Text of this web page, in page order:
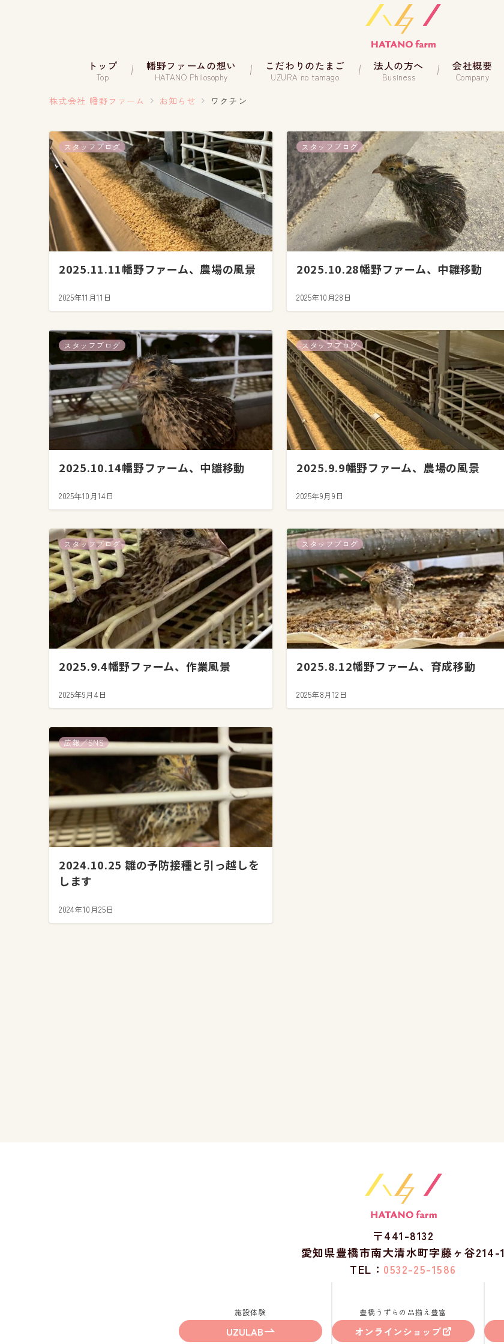
トップ
Top
幡野ファームの想い
HATANO Philosophy
こだわりのたまご
UZURA no tamago
法人の方へ
Business
会社概要
Company
株式会社 幡野ファーム お知らせ ワクチン
スタッフブログ
2025.11.11幡野ファーム、農場の風景
2025年11月11日
スタッフブログ
2025.10.28幡野ファーム、中雛移動
2025年10月28日
スタッフブログ
2025.10.14幡野ファーム、中雛移動
2025年10月14日
スタッフブログ
2025.9.9幡野ファーム、農場の風景
2025年9月9日
スタッフブログ
2025.9.4幡野ファーム、作業風景
2025年9月4日
スタッフブログ
2025.8.12幡野ファーム、育成移動
2025年8月12日
広報／SNS
2024.10.25 雛の予防接種と引っ越しを
します
2024年10月25日
〒441-8132
愛知県豊橋市南大清水町字藤ヶ谷214-1
TEL： 0532-25-1586
施設体験
UZULAB
豊橋うずらの品揃え豊富
オンラインショップ